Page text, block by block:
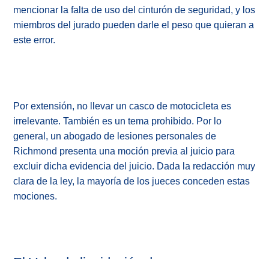
mencionar la falta de uso del cinturón de seguridad, y los
miembros del jurado pueden darle el peso que quieran a
este error.
Por extensión, no llevar un casco de motocicleta es
irrelevante. También es un tema prohibido. Por lo
general, un abogado de lesiones personales de
Richmond presenta una moción previa al juicio para
excluir dicha evidencia del juicio. Dada la redacción muy
clara de la ley, la mayoría de los jueces conceden estas
mociones.